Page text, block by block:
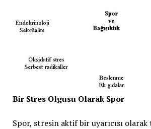
Bir Stres Olgusu Olarak Spor
Spor, stresin aktif bir uyarıcısı